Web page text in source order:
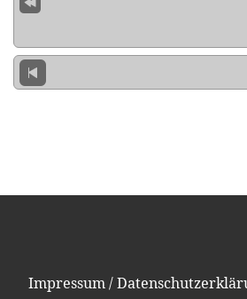
Impressum /